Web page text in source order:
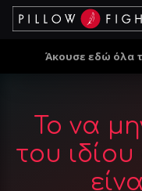
Άκουσε εδώ όλα
Το να
του